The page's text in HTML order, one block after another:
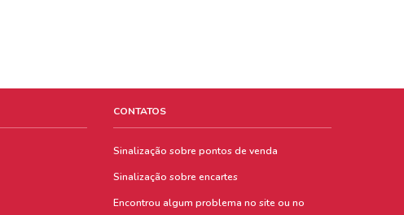
CONTATOS
Sinalização sobre pontos de venda
Sinalização sobre encartes
Encontrou algum problema no site ou no